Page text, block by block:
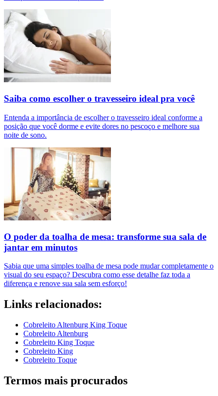
Saiba como escolher o travesseiro ideal pra você
Entenda a importância de escolher o travesseiro ideal conforme a
posição que você dorme e evite dores no pescoço e melhore sua
noite de sono.
O poder da toalha de mesa: transforme sua sala de
jantar em minutos
Sabia que uma simples toalha de mesa pode mudar completamente o
visual do seu espaço? Descubra como esse detalhe faz toda a
diferença e renove sua sala sem esforço!
Links relacionados:
Cobreleito Altenburg King Toque
Cobreleito Altenburg
Cobreleito King Toque
Cobreleito King
Cobreleito Toque
Termos mais procurados